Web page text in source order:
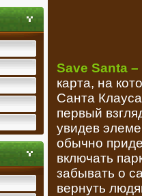
Save Santa
карта, на
Санта
первый
увидев
обычно
включать
забывать о
вернуть